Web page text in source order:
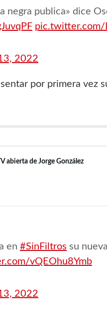
negra publica» dice
2022
por primera vez
abierta de Jorge González
en #SinFiltros su
vQEOhu8Ymb
2022